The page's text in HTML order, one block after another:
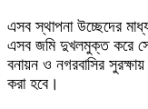
এসব স্থাপনা উচ্ছেদের
এসব জমি দুখলমুক্ত করে
বনায়ন ও নগরবাসির
করা হবে।